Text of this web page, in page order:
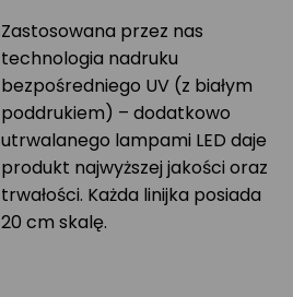
Zastosowana przez nas
technologia nadruku
bezpośredniego UV (z białym
poddrukiem) – dodatkowo
utrwalanego lampami LED daje
produkt najwyższej jakości oraz
trwałości. Każda linijka posiada
20 cm skalę.